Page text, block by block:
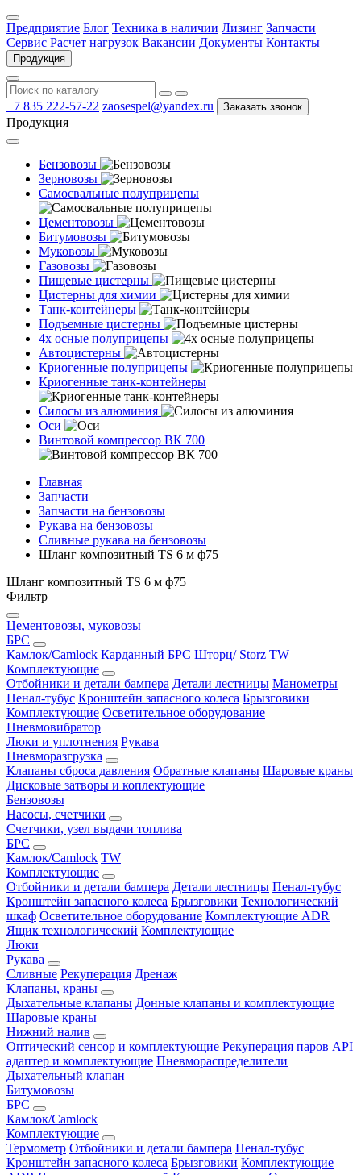
Предприятие Блог Техника в наличии Лизинг Запчасти
Сервис Расчет нагрузок Вакансии Документы Контакты
Продукция
+7 835 222-57-22 zaosespel@yandex.ru Заказать звонок
Продукция
Бензовозы
Зерновозы
Самосвальные полуприцепы
Цементовозы
Битумовозы
Муковозы
Газовозы
Пищевые цистерны
Цистерны для химии
Танк-контейнеры
Подъемные цистерны
4х осные полуприцепы
Автоцистерны
Криогенные полуприцепы
Криогенные танк-контейнеры
Силосы из алюминия
Оси
Винтовой компрессор ВК 700
Главная
Запчасти
Запчасти на бензовозы
Рукава на бензовозы
Сливные рукава на бензовозы
Шланг композитный TS 6 м ф75
Шланг композитный TS 6 м ф75
Фильтр
Цементовозы, муковозы
БРС
Камлок/Camlock Карданный БРС Шторц/ Storz TW
Комплектующие
Отбойники и детали бампера Детали лестницы Манометры
Пенал-тубус Кронштейн запасного колеса Брызговики
Комплектующие Осветительное оборудование
Пневмовибратор
Люки и уплотнения Рукава
Пневморазгрузка
Клапаны сброса давления Обратные клапаны Шаровые краны
Дисковые затворы и коплектующие
Бензовозы
Насосы, счетчики
Счетчики, узел выдачи топлива
БРС
Камлок/Camlock TW
Комплектующие
Отбойники и детали бампера Детали лестницы Пенал-тубус
Кронштейн запасного колеса Брызговики Технологический
шкаф Осветительное оборудование Комплектующие ADR
Ящик технологический Комплектующие
Люки
Рукава
Сливные Рекуперация Дренаж
Клапаны, краны
Дыхательные клапаны Донные клапаны и комплектующие
Шаровые краны
Нижний налив
Оптический сенсор и комплектующие Рекуперация паров API
адаптер и комплектующие Пневмораспределители
Дыхательный клапан
Битумовозы
БРС
Камлок/Camlock
Комплектующие
Термометр Отбойники и детали бампера Пенал-тубус
Кронштейн запасного колеса Брызговики Комплектующие